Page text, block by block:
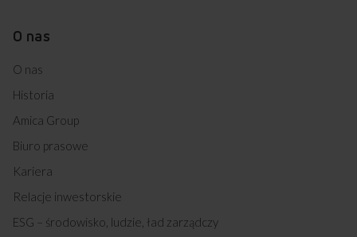
O nas
O nas
Historia
Amica Group
Biuro prasowe
Kariera
Relacje inwestorskie
ESG – środowisko, ludzie, ład zarządczy